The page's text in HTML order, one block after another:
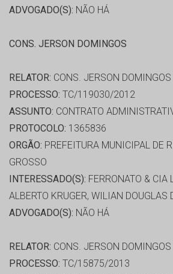
ADVOGADO(S): NÃO HÁ
CONS. JERSON DOMINGOS
RELATOR: CONS. JERSON DOMINGOS
PROCESSO: TC/119030/2012
ASSUNTO: CONTRATO
PROTOCOLO: 1365836
ORGÃO: PREFEITURA MUNICIPAL DE
GROSSO
INTERESSADO(S): FERRONATO & CIA
ALBERTO KRUGER, WILIAN DOUGLAS
ADVOGADO(S): NÃO HÁ
RELATOR: CONS. JERSON DOMINGOS
PROCESSO: TC/15875/2013